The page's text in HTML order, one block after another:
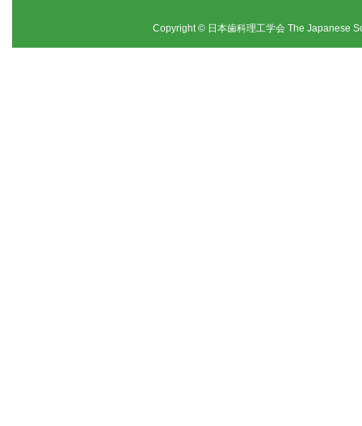
Copyright © 日本歯科理工学会 The Japanese